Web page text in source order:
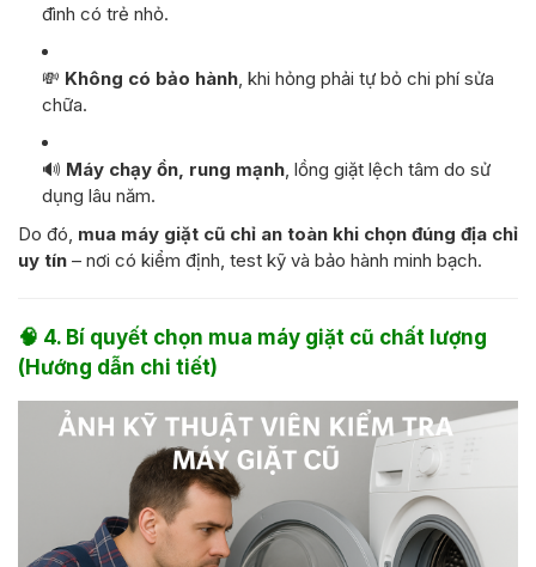
đình có trẻ nhỏ.
💸 Không có bảo hành , khi hỏng phải tự bỏ chi phí sửa
chữa.
🔊 Máy chạy ồn, rung mạnh , lồng giặt lệch tâm do sử
dụng lâu năm.
Do đó, mua máy giặt cũ chỉ an toàn khi chọn đúng địa chỉ
uy tín – nơi có kiểm định, test kỹ và bảo hành minh bạch.
🧠 4. Bí quyết chọn mua máy giặt cũ chất lượng
(Hướng dẫn chi tiết)